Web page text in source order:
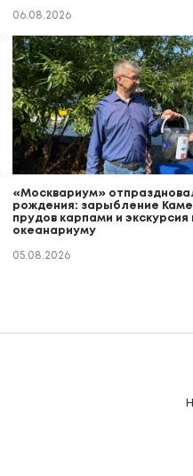
06.08.2026
«Москвариум»
рождения: зарыбление
прудов карпами и экскурсия
океанариуму
05.08.2026